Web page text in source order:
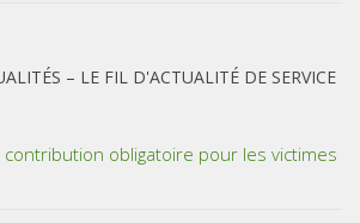
– LE FIL D'ACTUALITÉ DE SERVICE
obligatoire pour les victimes